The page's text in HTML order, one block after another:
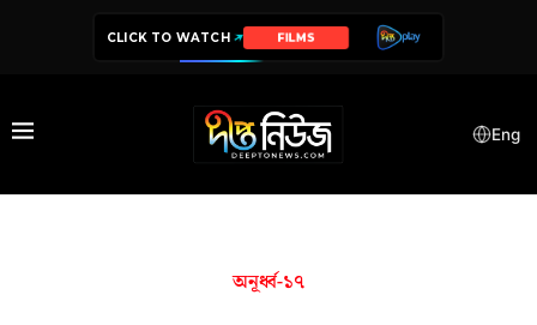
CLICK TO WATCH FILMS
Eng
অনূর্ধ্ব-১৭